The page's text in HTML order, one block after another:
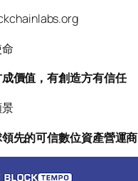
價值，有創造方有信任
先的可信數位資產營運商